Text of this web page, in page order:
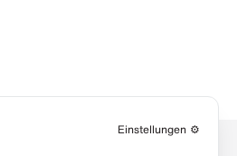
Einstellungen ⚙️